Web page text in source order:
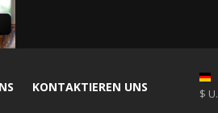
KONTAKTIEREN UNS
$